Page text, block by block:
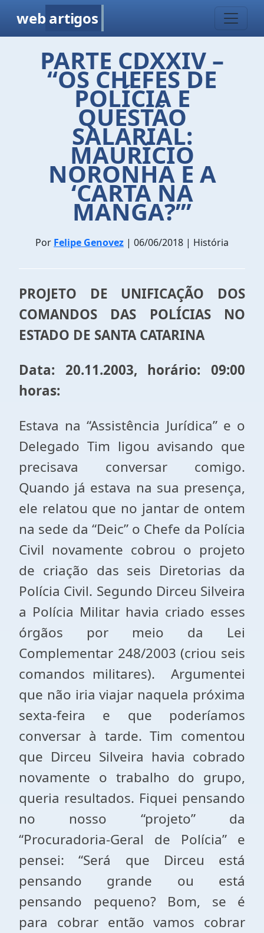
web artigos
PARTE CDXXIV –
“OS CHEFES DE
POLÍCIA E
QUESTÃO
SALARIAL:
MAURÍCIO
NORONHA E A
‘CARTA NA
MANGA?’”
Por Felipe Genovez | 06/06/2018 | História
PROJETO DE UNIFICAÇÃO DOS
COMANDOS DAS POLÍCIAS NO
ESTADO DE SANTA CATARINA
Data: 20.11.2003, horário: 09:00
horas:
Estava na “Assistência Jurídica” e o
Delegado Tim ligou avisando que
precisava conversar comigo.
Quando já estava na sua presença,
ele relatou que no jantar de ontem
na sede da “Deic” o Chefe da Polícia
Civil novamente cobrou o projeto
de criação das seis Diretorias da
Polícia Civil. Segundo Dirceu Silveira
a Polícia Militar havia criado esses
órgãos por meio da Lei
Complementar 248/2003 (criou seis
comandos militares). Argumentei
que não iria viajar naquela próxima
sexta-feira e que poderíamos
conversar à tarde. Tim comentou
que Dirceu Silveira havia cobrado
novamente o trabalho do grupo,
queria resultados. Fiquei pensando
no nosso “projeto” da
“Procuradoria-Geral de Polícia” e
pensei: “Será que Dirceu está
pensando grande ou está
pensando pequeno? Bom, se é
para cobrar então vamos cobrar